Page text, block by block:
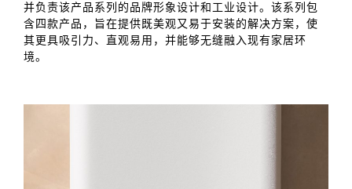
并负责该产品系列的品牌形象设计和工业设计。该系列包
含四款产品，旨在提供既美观又易于安装的解决方案，使
其更具吸引力、直观易用，并能够无缝融入现有家居环
境。